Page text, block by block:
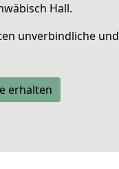
Hall.
unverbindliche und
erhalten